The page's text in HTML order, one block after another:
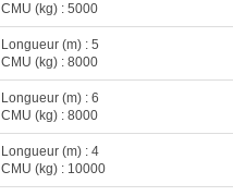
CMU (kg) : 5000
Longueur (m) : 5
CMU (kg) : 8000
Longueur (m) : 6
CMU (kg) : 8000
Longueur (m) : 4
CMU (kg) : 10000